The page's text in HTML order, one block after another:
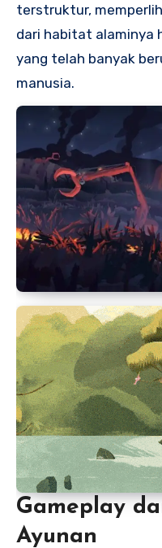
terstruktur,
dari habitat alaminya
yang telah banyak
manusia.
Gameplay
Ayunan